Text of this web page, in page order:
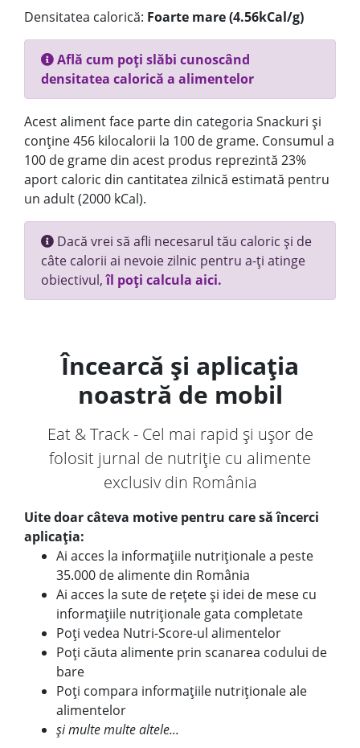
Densitatea calorică: Foarte mare (4.56kCal/g)
Află cum poți slăbi cunoscând
densitatea calorică a alimentelor
Acest aliment face parte din categoria Snackuri și
conține 456 kilocalorii la 100 de grame. Consumul a
100 de grame din acest produs reprezintă 23%
aport caloric din cantitatea zilnică estimată pentru
un adult (2000 kCal).
Dacă vrei să afli necesarul tău caloric și de
câte calorii ai nevoie zilnic pentru a-ți atinge
obiectivul,îl poți calcula aici.
Încearcă și aplicația
noastră de mobil
Eat & Track - Cel mai rapid și ușor de
folosit jurnal de nutriție cu alimente
exclusiv din România
Uite doar câteva motive pentru care să încerci
aplicația:
Ai acces la informațiile nutriționale a peste
35.000 de alimente din România
Ai acces la sute de rețete și idei de mese cu
informațiile nutriționale gata completate
Poți vedea Nutri-Score-ul alimentelor
Poți căuta alimente prin scanarea codului de
bare
Poți compara informațiile nutriționale ale
alimentelor
și multe multe altele...